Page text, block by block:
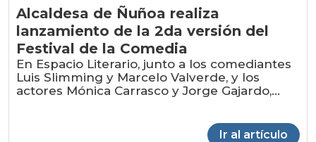
Alcaldesa de Ñuñoa realiza
lanzamiento de la 2da versión del
Festival de la Comedia
En Espacio Literario, junto a los comediantes
Luis Slimming y Marcelo Valverde, y los
actores Mónica Carrasco y Jorge Gajardo,...
Ir al artículo